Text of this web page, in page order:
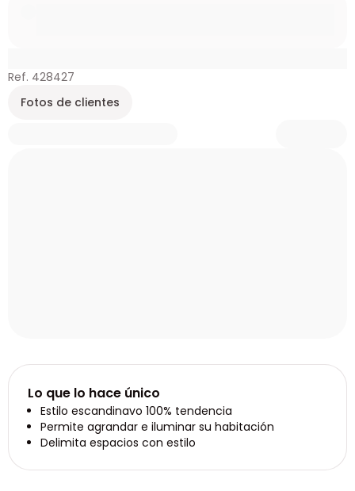
Ref. 428427
Fotos de clientes
Lo que lo hace único
Estilo escandinavo 100% tendencia
Permite agrandar e iluminar su habitación
Delimita espacios con estilo